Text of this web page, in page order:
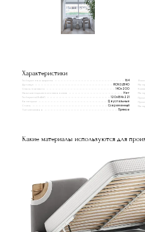
Характеристики
Габаритная ширина
164
Артикул
RONSLB140
Спальное место
140x200
Наличие подъемного механизма
Нет
Габариты(ВxШxГ)
120х184х221
Категории
Двуспальные
Стиль
Современный
Тип изголовья
Прямое
Какие материалы используются для